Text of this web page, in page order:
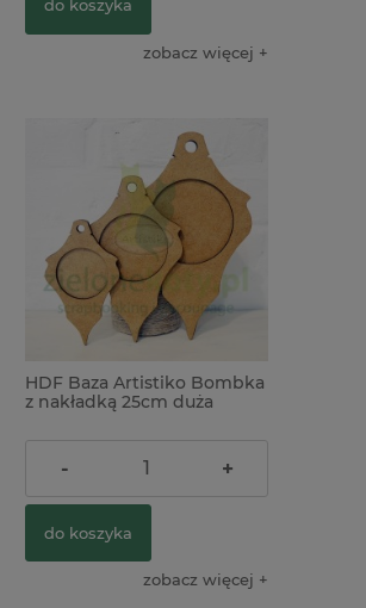
do koszyka
zobacz więcej
HDF Baza Artistiko Bombka
z nakładką 25cm duża
7,50 zł
- +
do koszyka
zobacz więcej